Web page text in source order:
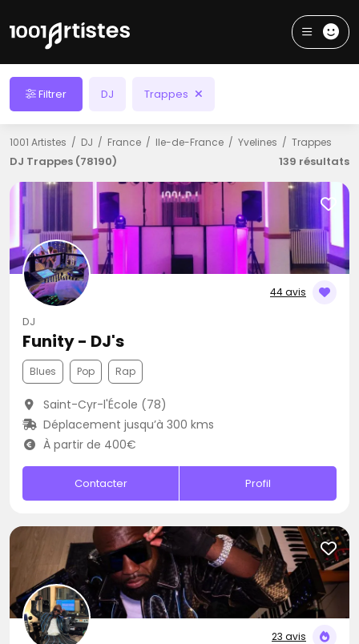
Filtrer DJ Trappes
1001 Artistes DJ France Ile-de-France Yvelines Trappes
DJ Trappes (78190) 139 résultats
44 avis
DJ
Funity - DJ's
Blues Pop Rap
Saint-Cyr-l'École (78)
Déplacement jusqu’à 300 kms
À partir de 400€
Contacter Profil
23 avis